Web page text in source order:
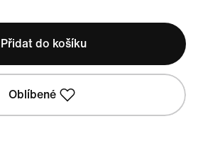
Přidat do košíku
Oblíbené